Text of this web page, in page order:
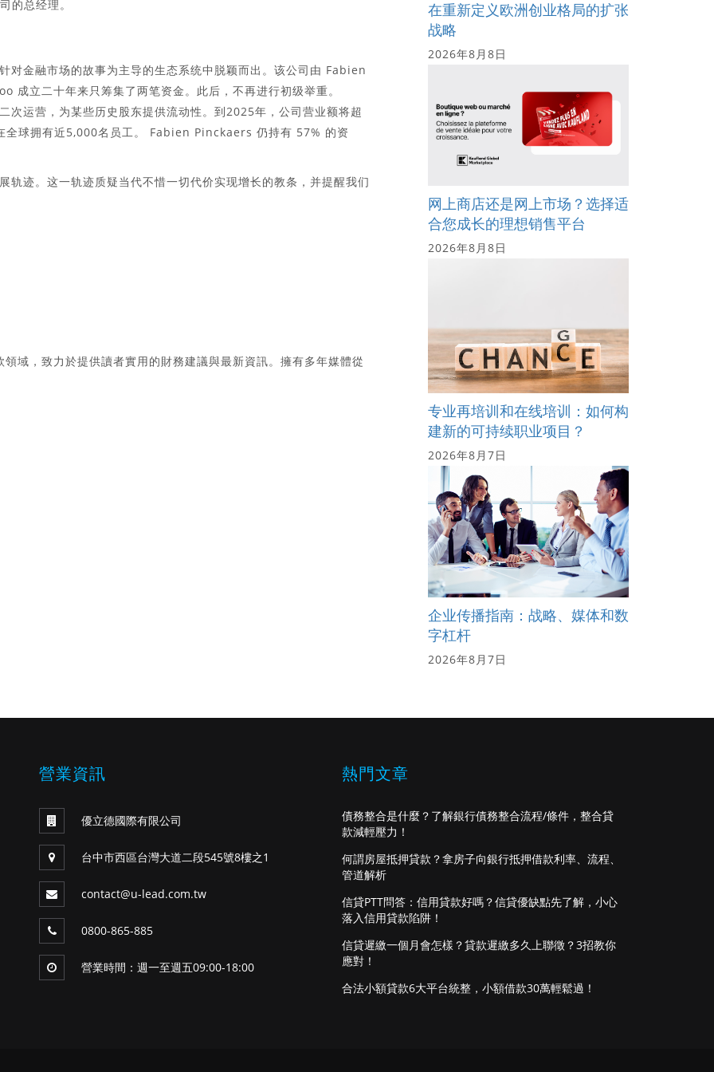
总经理。
对金融市场的故事为主导的生态系统中脱颖而出。该公司由 Fabien
立二十年来只筹集了两笔资金。此后，不再进行初级举重。
次运营，为某些历史股东提供流动性。到2025年，公司营业额将超
全球拥有近5,000名员工。 Fabien Pinckaers 仍持有 57% 的资
迹。这一轨迹质疑当代不惜一切代价实现增长的教条，并提醒我们
域，致力於提供讀者實用的財務建議與最新資訊。擁有多年媒體從
在重新定义欧洲创业格局的扩张
战略
2026年8月8日
网上商店还是网上市场？选择适
合您成长的理想销售平台
2026年8月8日
专业再培训和在线培训：如何构
建新的可持续职业项目？
2026年8月7日
企业传播指南：战略、媒体和数
字杠杆
2026年8月7日
營業資訊
優立德國際有限公司
台中市西區台灣大道二段545號8樓之1
contact@u-lead.com.tw
0800-865-885
營業時間：週一至週五09:00-18:00
熱門文章
債務整合是什麼？了解銀行債務整合流程/條件，整合貸
款減輕壓力！
何謂房屋抵押貸款？拿房子向銀行抵押借款利率、流程、
管道解析
信貸PTT問答：信用貸款好嗎？信貸優缺點先了解，小心
落入信用貸款陷阱！
信貸遲繳一個月會怎樣？貸款遲繳多久上聯徵？3招教你
應對！
合法小額貸款6大平台統整，小額借款30萬輕鬆過！